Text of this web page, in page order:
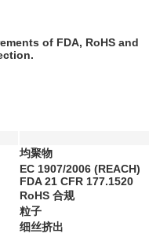
of FDA, RoHS and
均聚物
EC 1907/2006 (REACH)
FDA 21 CFR 177.1520
RoHS 合规
粒子
细丝挤出